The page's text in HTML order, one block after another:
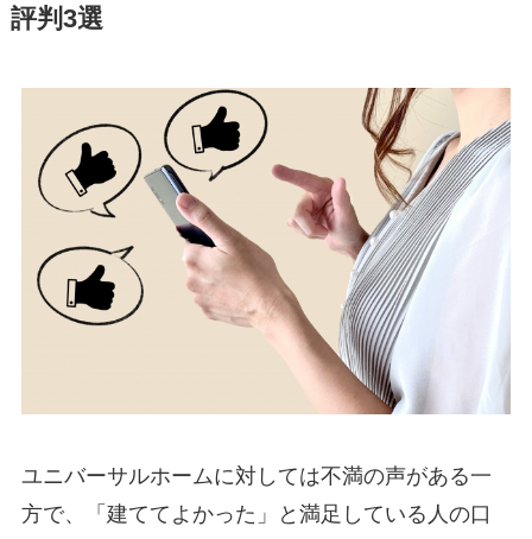
評判3選
ユニバーサルホームに対しては不満の声がある一
方で、「建ててよかった」と満足している人の口